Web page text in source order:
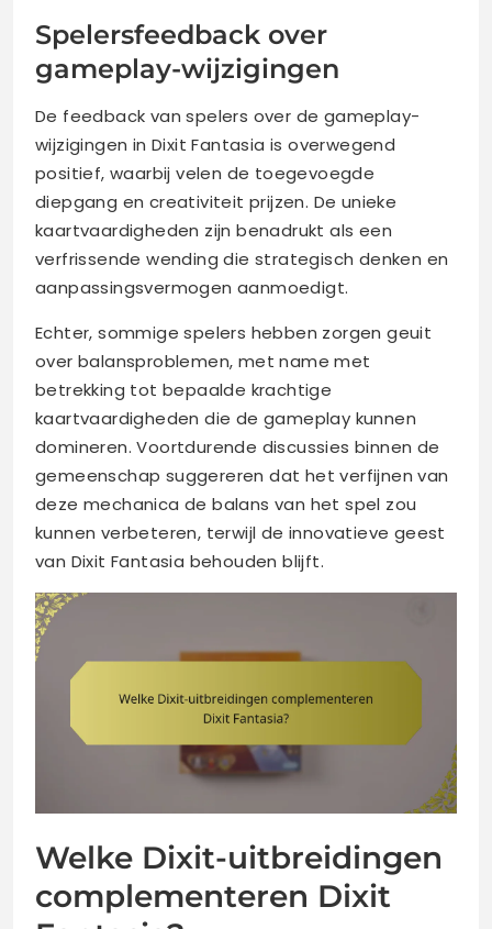
Spelersfeedback over
gameplay-wijzigingen
De feedback van spelers over de gameplay-
wijzigingen in Dixit Fantasia is overwegend
positief, waarbij velen de toegevoegde
diepgang en creativiteit prijzen. De unieke
kaartvaardigheden zijn benadrukt als een
verfrissende wending die strategisch denken en
aanpassingsvermogen aanmoedigt.
Echter, sommige spelers hebben zorgen geuit
over balansproblemen, met name met
betrekking tot bepaalde krachtige
kaartvaardigheden die de gameplay kunnen
domineren. Voortdurende discussies binnen de
gemeenschap suggereren dat het verfijnen van
deze mechanica de balans van het spel zou
kunnen verbeteren, terwijl de innovatieve geest
van Dixit Fantasia behouden blijft.
Welke Dixit-uitbreidingen
complementeren Dixit